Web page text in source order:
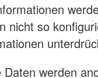
nicht so
Daten werden